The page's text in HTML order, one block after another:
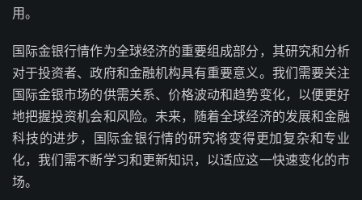
用。
国际金银行情作为全球经济的重要组成部分，其研究和分析
对于投资者、政府和金融机构具有重要意义。我们需要关注
国际金银市场的供需关系、价格波动和趋势变化，以便更好
地把握投资机会和风险。未来，随着全球经济的发展和金融
科技的进步，国际金银行情的研究将变得更加复杂和专业
化，我们需不断学习和更新知识，以适应这一快速变化的市
场。